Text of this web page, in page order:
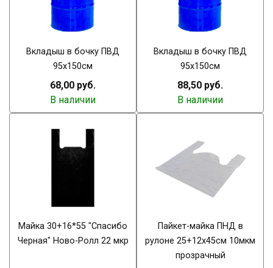
Вкладыш в бочку ПВД
95х150см
68,00 руб.
В наличии
Вкладыш в бочку ПВД
95х150см
88,50 руб.
В наличии
Майка 30+16*55 "Спасибо
Черная" Ново-Ролл 22 мкр
Пайкет-майка ПНД в
рулоне 25+12х45см 10мкм
прозрачный